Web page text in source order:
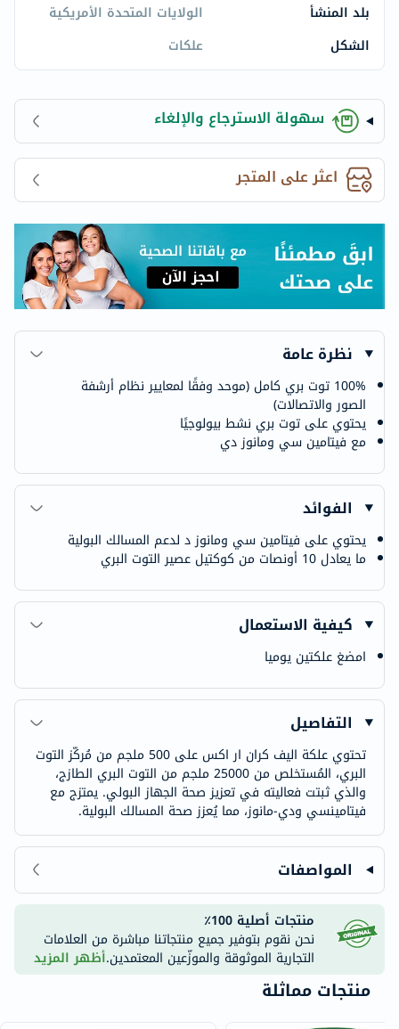
بلد المنشأ
الولايات المتحدة الأمريكية
الشكل
علكات
سهولة الاسترجاع والإلغاء
اعثر على المتجر
نظرة عامة
100% توت بري كامل (موحد وفقًا لمعايير نظام أرشفة
الصور والاتصالات)
يحتوي على توت بري نشط بيولوجيًا
مع فيتامين سي ومانوز دي
الفوائد
يحتوي على فيتامين سي ومانوز د لدعم المسالك البولية
ما يعادل 10 أونصات من كوكتيل عصير التوت البري
كيفية الاستعمال
امضغ علكتين يوميا
التفاصيل
تحتوي علكة اليف كران ار اكس على 500 ملجم من مُركّز التوت
البري، المُستخلص من 25000 ملجم من التوت البري الطازج،
والذي ثبتت فعاليته في تعزيز صحة الجهاز البولي. يمتزج مع
فيتامينسي ودي-مانوز، مما يُعزز صحة المسالك البولية.
المواصفات
منتجات أصلية 100٪
نحن نقوم بتوفير جميع منتجاتنا مباشرة من العلامات
التجارية الموثوقة والموزّعين المعتمدين.أظهر المزيد
منتجات مماثلة